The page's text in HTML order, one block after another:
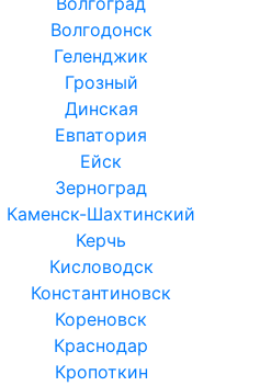
Волгодонск
Геленджик
Грозный
Динская
Евпатория
Ейск
Зерноград
Каменск-Шахтинский
Керчь
Кисловодск
Константиновск
Кореновск
Краснодар
Кропоткин